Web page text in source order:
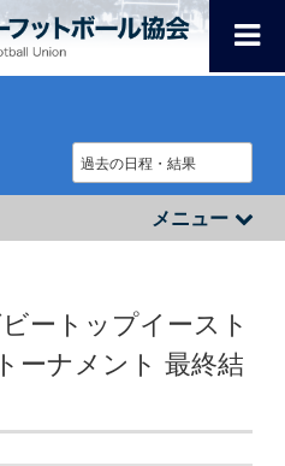
メニュー
ートップイースト
ーナメント 最終結